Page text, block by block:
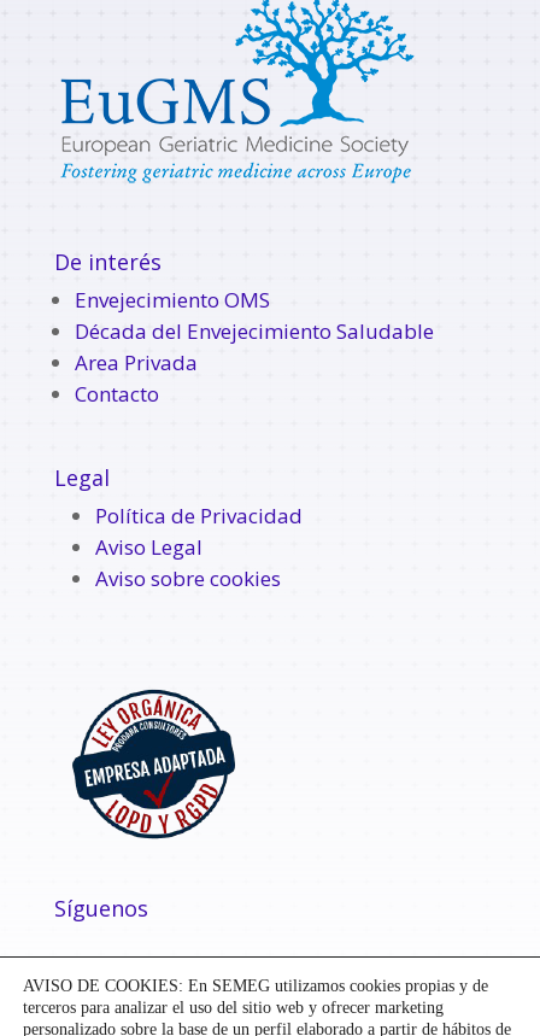
De interés
Envejecimiento OMS
Década del Envejecimiento Saludable
Area Privada
Contacto
Legal
Política de Privacidad
Aviso Legal
Aviso sobre cookies
Síguenos
AVISO DE COOKIES: En SEMEG utilizamos cookies propias y de
terceros para analizar el uso del sitio web y ofrecer marketing
personalizado sobre la base de un perfil elaborado a partir de hábitos de